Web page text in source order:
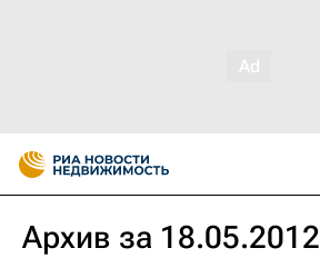
Архив за 18.05.2012